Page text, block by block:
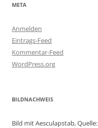
META
Anmelden
Eintrags-Feed
Kommentar-Feed
WordPress.org
BILDNACHWEIS
Bild mit Aesculapstab, Quelle: